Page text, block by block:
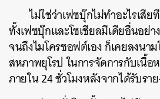
ไม่ใช่ว่าเฟซบุ๊กไม่ทำอะไรเสี
ทั้งเฟซบุ๊กและโซเชียลมีเดียอื่นอย่
จนถึงไมโครซอฟต์เอง ก็เคยลงนา
สหภาพยุโรป ในการจัดการกับเนื้อ
ภายใน 24 ชั่วโมงหลังจากได้รับรา